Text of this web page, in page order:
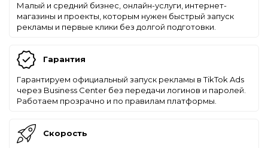
Малый и средний бизнес, онлайн-услуги, интернет-
магазины и проекты, которым нужен быстрый запуск
рекламы и первые клики без долгой подготовки.
Гарантия
Гарантируем официальный запуск рекламы в TikTok Ads
через Business Center без передачи логинов и паролей.
Работаем прозрачно и по правилам платформы.
Скорость